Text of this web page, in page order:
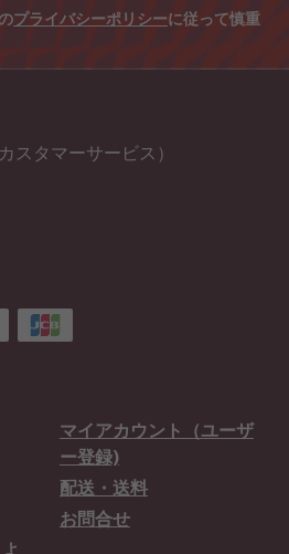
プライバシーポリシーに従って慎重
スタマーサービス）
マイアカウント（ユーザ
ー登録)
配送・送料
お問合せ